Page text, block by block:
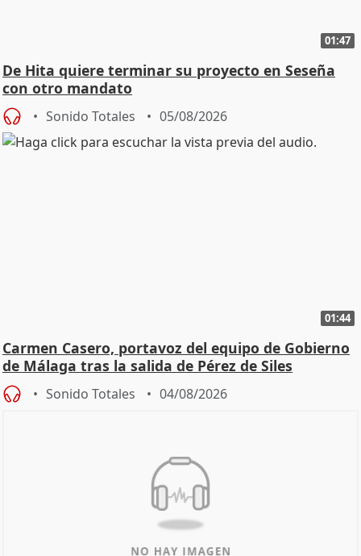
01:47
De Hita quiere terminar su proyecto en Seseña
con otro mandato
Sonido Totales 05/08/2026
01:44
Carmen Casero, portavoz del equipo de Gobierno
de Málaga tras la salida de Pérez de Siles
Sonido Totales 04/08/2026